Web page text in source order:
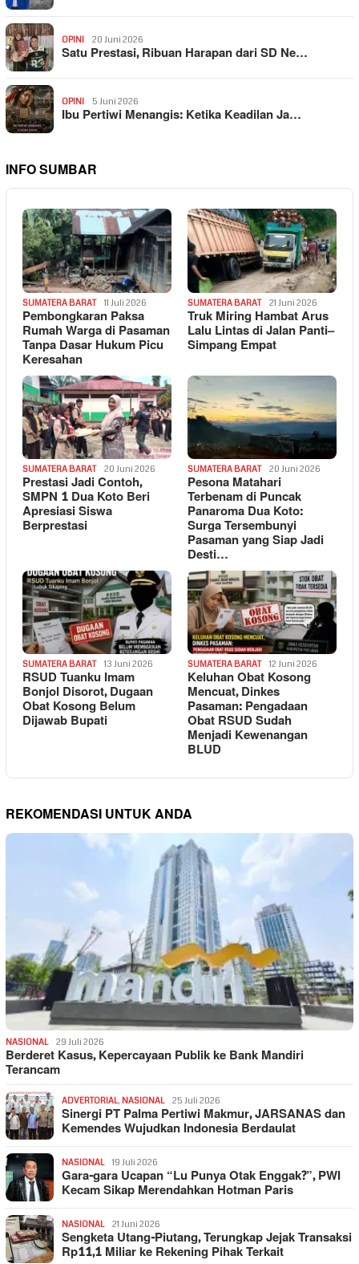
OPINI 20 Juni 2026
Satu Prestasi, Ribuan Harapan dari SD Ne…
OPINI 5 Juni 2026
Ibu Pertiwi Menangis: Ketika Keadilan Ja…
INFO SUMBAR
SUMATERA BARAT 11 Juli 2026
Pembongkaran Paksa
Rumah Warga di Pasaman
Tanpa Dasar Hukum Picu
Keresahan
SUMATERA BARAT 21 Juni 2026
Truk Miring Hambat Arus
Lalu Lintas di Jalan Panti–
Simpang Empat
SUMATERA BARAT 20 Juni 2026
Prestasi Jadi Contoh,
SMPN 1 Dua Koto Beri
Apresiasi Siswa
Berprestasi
SUMATERA BARAT 20 Juni 2026
Pesona Matahari
Terbenam di Puncak
Panaroma Dua Koto:
Surga Tersembunyi
Pasaman yang Siap Jadi
Desti…
SUMATERA BARAT 13 Juni 2026
RSUD Tuanku Imam
Bonjol Disorot, Dugaan
Obat Kosong Belum
Dijawab Bupati
SUMATERA BARAT 12 Juni 2026
Keluhan Obat Kosong
Mencuat, Dinkes
Pasaman: Pengadaan
Obat RSUD Sudah
Menjadi Kewenangan
BLUD
REKOMENDASI UNTUK ANDA
NASIONAL 29 Juli 2026
Berderet Kasus, Kepercayaan Publik ke Bank Mandiri
Terancam
ADVERTORIAL, NASIONAL 25 Juli 2026
Sinergi PT Palma Pertiwi Makmur, JARSANAS dan
Kemendes Wujudkan Indonesia Berdaulat
NASIONAL 19 Juli 2026
Gara-gara Ucapan “Lu Punya Otak Enggak?”, PWI
Kecam Sikap Merendahkan Hotman Paris
NASIONAL 21 Juni 2026
Sengketa Utang-Piutang, Terungkap Jejak Transaksi
Rp11,1 Miliar ke Rekening Pihak Terkait